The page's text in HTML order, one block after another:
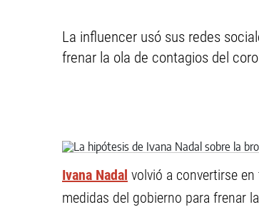
La influencer usó sus redes
frenar la ola de contagios del
Ivana Nadal volvió a convertirse
medidas del gobierno para frenar